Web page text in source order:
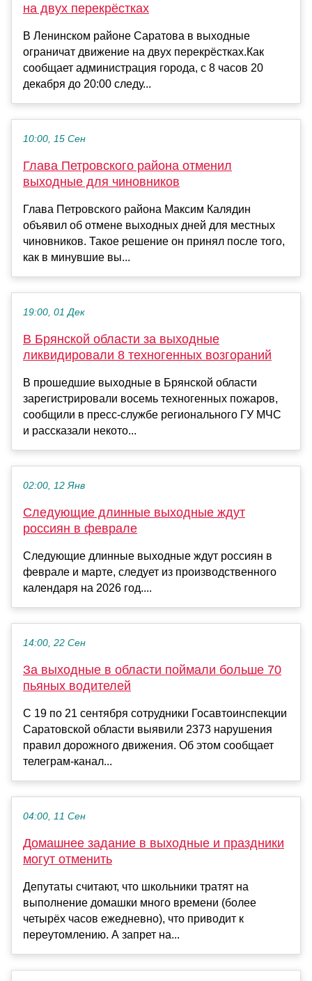
на двух перекрёстках
В Ленинском районе Саратова в выходные
ограничат движение на двух перекрёстках.Как
сообщает администрация города, с 8 часов 20
декабря до 20:00 следу...
10:00, 15 Сен
Глава Петровского района отменил
выходные для чиновников
Глава Петровского района Максим Калядин
объявил об отмене выходных дней для местных
чиновников. Такое решение он принял после того,
как в минувшие вы...
19:00, 01 Дек
В Брянской области за выходные
ликвидировали 8 техногенных возгораний
В прошедшие выходные в Брянской области
зарегистрировали восемь техногенных пожаров,
сообщили в пресс-службе регионального ГУ МЧС
и рассказали некото...
02:00, 12 Янв
Следующие длинные выходные ждут
россиян в феврале
Следующие длинные выходные ждут россиян в
феврале и марте, следует из производственного
календаря на 2026 год....
14:00, 22 Сен
За выходные в области поймали больше 70
пьяных водителей
С 19 по 21 сентября сотрудники Госавтоинспекции
Саратовской области выявили 2373 нарушения
правил дорожного движения. Об этом сообщает
телеграм-канал...
04:00, 11 Сен
Домашнее задание в выходные и праздники
могут отменить
Депутаты считают, что школьники тратят на
выполнение домашки много времени (более
четырёх часов ежедневно), что приводит к
переутомлению. А запрет на...